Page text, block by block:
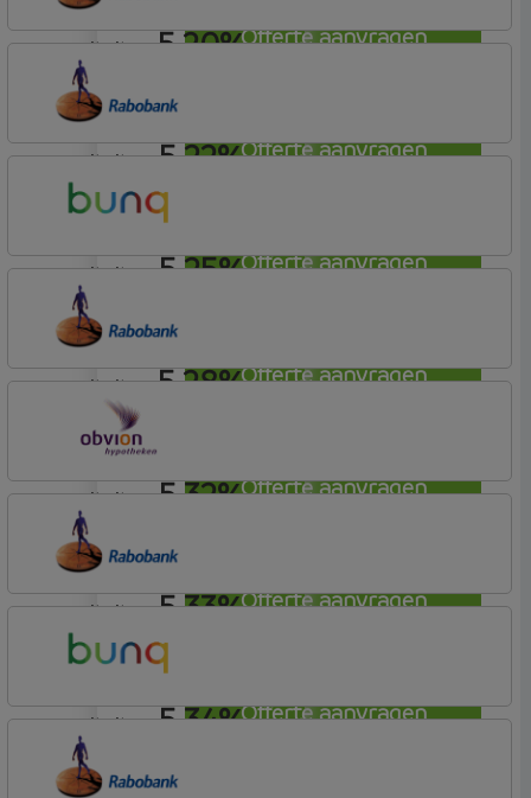
Offerte aanvragen
5,20%
Offerte aanvragen
annuiteit
5,22%
Offerte aanvragen
Rabobank Spaarbank
Plusvoorwaarden (Incl. Korting)
annuiteit
5,25%
Offerte aanvragen
Basisvoorwaarden
annuiteit
5,28%
Offerte aanvragen
Bunq
Easy Mortgage
annuiteit
5,32%
Offerte aanvragen
Rabobank Spaarbank
Basisvoorwaarden
annuiteit
5,33%
Offerte aanvragen
OBVION Hypotheken
Woon Hypotheek
annuiteit
5,34%
Plusvoorwaarden
annuiteit
Bunq
Easy Mortgage